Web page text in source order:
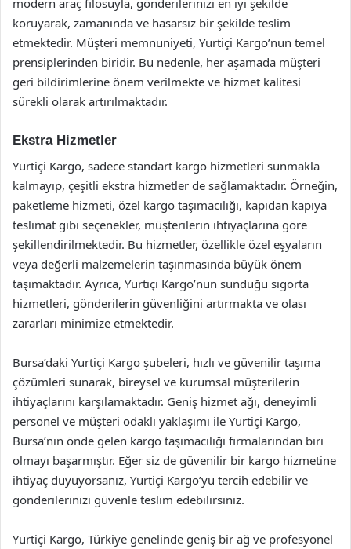
modern araç filosuyla, gönderilerinizi en iyi şekilde
koruyarak, zamanında ve hasarsız bir şekilde teslim
etmektedir. Müşteri memnuniyeti, Yurtiçi Kargo’nun temel
prensiplerinden biridir. Bu nedenle, her aşamada müşteri
geri bildirimlerine önem verilmekte ve hizmet kalitesi
sürekli olarak artırılmaktadır.
Ekstra Hizmetler
Yurtiçi Kargo, sadece standart kargo hizmetleri sunmakla
kalmayıp, çeşitli ekstra hizmetler de sağlamaktadır. Örneğin,
paketleme hizmeti, özel kargo taşımacılığı, kapıdan kapıya
teslimat gibi seçenekler, müşterilerin ihtiyaçlarına göre
şekillendirilmektedir. Bu hizmetler, özellikle özel eşyaların
veya değerli malzemelerin taşınmasında büyük önem
taşımaktadır. Ayrıca, Yurtiçi Kargo’nun sunduğu sigorta
hizmetleri, gönderilerin güvenliğini artırmakta ve olası
zararları minimize etmektedir.
Bursa’daki Yurtiçi Kargo şubeleri, hızlı ve güvenilir taşıma
çözümleri sunarak, bireysel ve kurumsal müşterilerin
ihtiyaçlarını karşılamaktadır. Geniş hizmet ağı, deneyimli
personel ve müşteri odaklı yaklaşımı ile Yurtiçi Kargo,
Bursa’nın önde gelen kargo taşımacılığı firmalarından biri
olmayı başarmıştır. Eğer siz de güvenilir bir kargo hizmetine
ihtiyaç duyuyorsanız, Yurtiçi Kargo’yu tercih edebilir ve
gönderilerinizi güvenle teslim edebilirsiniz.
Yurtiçi Kargo, Türkiye genelinde geniş bir ağ ve profesyonel